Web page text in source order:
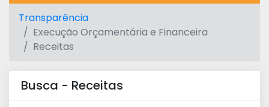
Transparência
Execução Orçamentária e Financeira
Receitas
Busca - Receitas